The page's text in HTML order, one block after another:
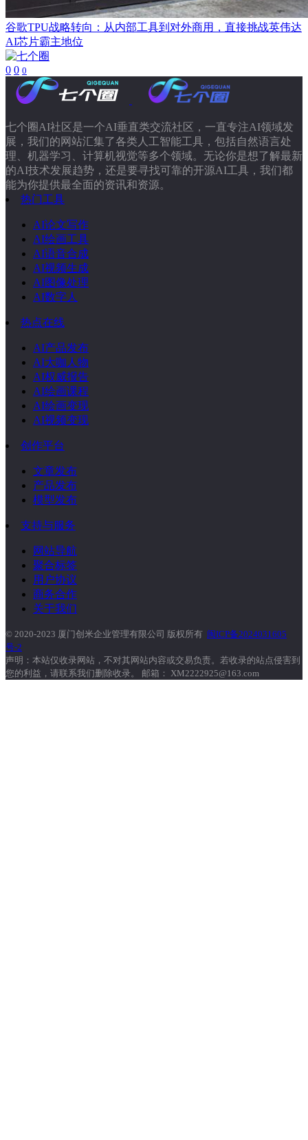
谷歌TPU战略转向：从内部工具到对外商用，直接挑战英伟达
AI芯片霸主地位
0 0 0
七个圈AI社区是一个AI垂直类交流社区，一直专注AI领域发
展，我们的网站汇集了各类人工智能工具，包括自然语言处
理、机器学习、计算机视觉等多个领域。无论你是想了解最新
的AI技术发展趋势，还是要寻找可靠的开源AI工具，我们都
能为你提供最全面的资讯和资源。
热门工具
AI论文写作
AI绘画工具
AI语音合成
AI视频生成
AI图像处理
AI数字人
热点在线
AI产品发布
AI大咖人物
AI权威报告
AI绘画课程
AI绘画变现
AI视频变现
创作平台
文章发布
产品发布
模型发布
支持与服务
网站导航
聚合标签
用户协议
商务合作
关于我们
© 2020-2023 厦门创米企业管理有限公司 版权所有 闽ICP备2024031605
号-2
声明：本站仅收录网站，不对其网站内容或交易负责。若收录的站点侵害到
您的利益，请联系我们删除收录。 邮箱： XM2222925@163.com